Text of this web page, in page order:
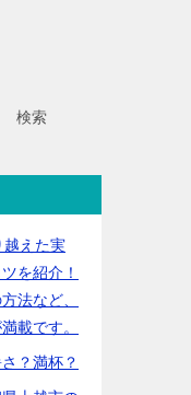
検索
越えた実
を紹介！
法など、
載です。
？満杯？